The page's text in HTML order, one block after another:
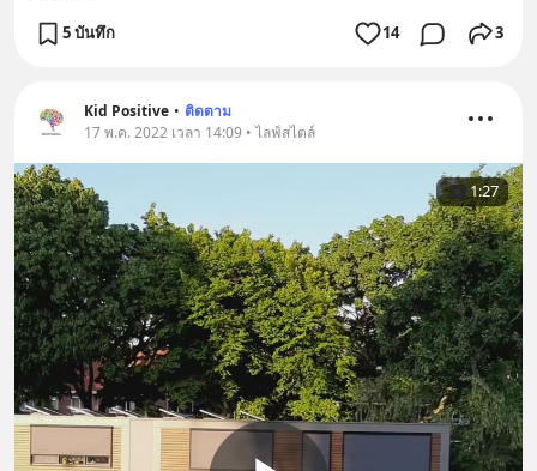
5 บันทึก 14 3
Kid Positive • ติดตาม
17 พ.ค. 2022 เวลา 14:09 • ไลฟ์สไตล์
1:27